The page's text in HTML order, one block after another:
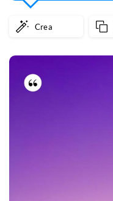
Crea